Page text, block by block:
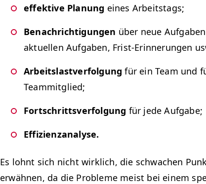
effek­tive Pla­nung eines Arbeitstags;
Benachrich­ti­gun­gen über neue
aktuellen Auf­gaben, Frist-Erin­nerun­gen
Arbeit­slastver­fol­gung für ein Team und
Teammitglied;
Fortschrittsver­fol­gung für jede Aufgabe;
Effizien­z­analyse.
Es lohnt sich nicht wirk­lich, die schwachen
erwäh­nen, da die Prob­leme meist bei einem